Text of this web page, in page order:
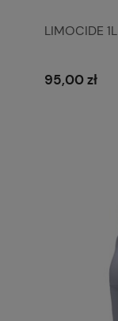
LIMOCIDE 1L
95,00 zł